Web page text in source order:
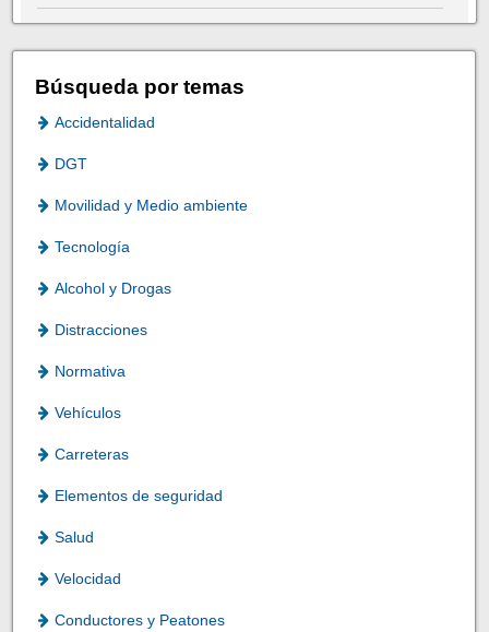
Búsqueda por temas
Accidentalidad
DGT
Movilidad y Medio ambiente
Tecnología
Alcohol y Drogas
Distracciones
Normativa
Vehículos
Carreteras
Elementos de seguridad
Salud
Velocidad
Conductores y Peatones